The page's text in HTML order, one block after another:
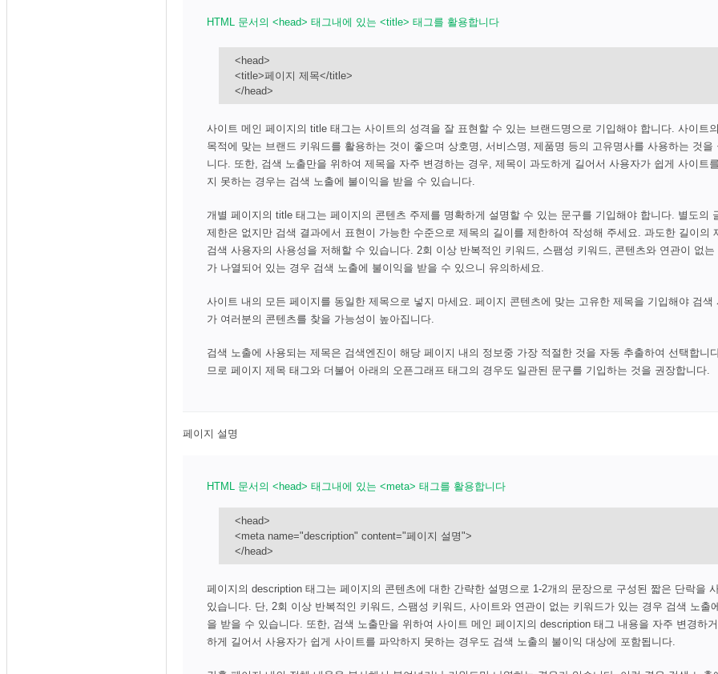
HTML 문서의 <head> 태그내에 있는 <title> 태그를 활용합니다
<head>
<title>페이지 제목</title>
</head>
사이트 메인 페이지의 title 태그는 사이트의 성격을 잘 표현할 수 있는 브랜드명으로 기입해야 합니다. 사이트
목적에 맞는 브랜드 키워드를 활용하는 것이 좋으며 상호명, 서비스명, 제품명 등의 고유명사를 사용하는 것을
니다. 또한, 검색 노출만을 위하여 제목을 자주 변경하는 경우, 제목이 과도하게 길어서 사용자가 쉽게 사이트
지 못하는 경우는 검색 노출에 불이익을 받을 수 있습니다.
개별 페이지의 title 태그는 페이지의 콘텐츠 주제를 명확하게 설명할 수 있는 문구를 기입해야 합니다. 별도의
제한은 없지만 검색 결과에서 표현이 가능한 수준으로 제목의 길이를 제한하여 작성해 주세요. 과도한 길이의
검색 사용자의 사용성을 저해할 수 있습니다. 2회 이상 반복적인 키워드, 스팸성 키워드, 콘텐츠와 연관이 없는
가 나열되어 있는 경우 검색 노출에 불이익을 받을 수 있으니 유의하세요.
사이트 내의 모든 페이지를 동일한 제목으로 넣지 마세요. 페이지 콘텐츠에 맞는 고유한 제목을 기입해야 검색
가 여러분의 콘텐츠를 찾을 가능성이 높아집니다.
검색 노출에 사용되는 제목은 검색엔진이 해당 페이지 내의 정보중 가장 적절한 것을 자동 추출하여 선택합니
므로 페이지 제목 태그와 더불어 아래의 오픈그래프 태그의 경우도 일관된 문구를 기입하는 것을 권장합니다.
페이지 설명
HTML 문서의 <head> 태그내에 있는 <meta> 태그를 활용합니다
<head>
<meta name="description" content="페이지 설명">
</head>
페이지의 description 태그는 페이지의 콘텐츠에 대한 간략한 설명으로 1-2개의 문장으로 구성된 짧은 단락을
있습니다. 단, 2회 이상 반복적인 키워드, 스팸성 키워드, 사이트와 연관이 없는 키워드가 있는 경우 검색 노출
을 받을 수 있습니다. 또한, 검색 노출만을 위하여 사이트 메인 페이지의 description 태그 내용을 자주 변경하
하게 길어서 사용자가 쉽게 사이트를 파악하지 못하는 경우도 검색 노출의 불이익 대상에 포함됩니다.